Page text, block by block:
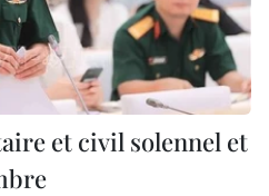
et civil solennel et